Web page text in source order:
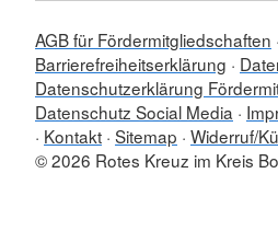
AGB für Fördermitgliedschaften
Barrierefreiheitserklärung
Datenschutzerklärung
Datenschutz Social Media
Kontakt Sitemap Widerruf/
© 2026 Rotes Kreuz im Kreis